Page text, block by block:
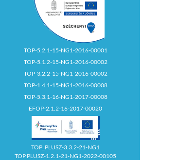
TOP-5.2.1-15-NG1-2016-00001
TOP-5.1.2-15-NG1-2016-00002
TOP-3.2.2-15-NG1-2016-00002
TOP-1.4.1-15-NG1-2016-00008
TOP-5.3.1-16-NG1-2017-00008
EFOP-2.1.2-16-2017-00020
TOP_PLUSZ-3.3.2-21-NG1
TOP PLUSZ-1.2.1-21-NG1-2022-00105